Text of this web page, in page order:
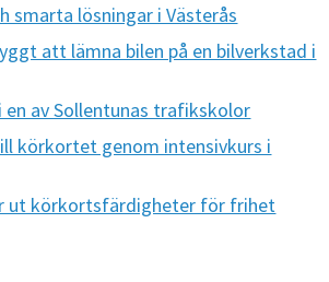
smarta lösningar i Västerås
att lämna bilen på en bilverkstad i
av Sollentunas trafikskolor
körkortet genom intensivkurs i
ut körkortsfärdigheter för frihet